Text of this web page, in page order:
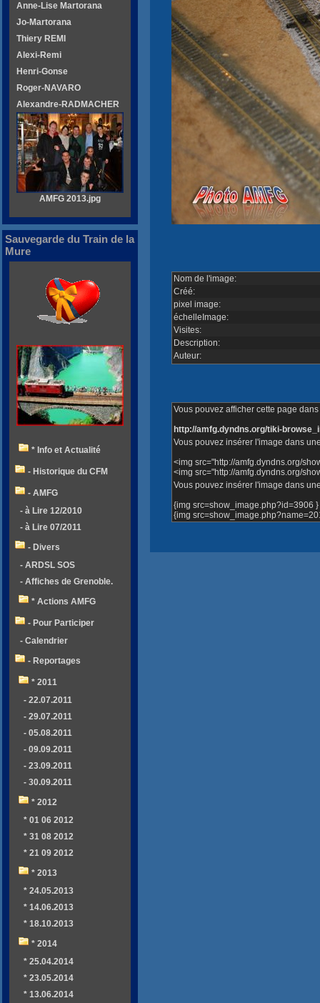
Nom de l'image:
Créé:
pixel image:
échelleImage:
Visites:
Description:
Auteur:
Vous pouvez afficher cette page
http://amfg.dyndns.org/tiki-
Vous pouvez insérer l'image dans
<img src="http://amfg.dyndns.org/
<img src="http://amfg.dyndns.org/
Vous pouvez insérer l'image dans
{img src=show_image.php?id=3906 }
{img
Anne-Lise Martorana
Jo-Martorana
Thiery REMI
Alexi-Remi
Henri-Gonse
Roger-NAVARO
Alexandre-RADMACHER
AMFG 2013.jpg
Sauvegarde du Train de la
Mure
* Info et Actualité
- Historique du CFM
- AMFG
- à Lire 12/2010
- à Lire 07/2011
- Divers
- ARDSL SOS
- Affiches de Grenoble.
* Actions AMFG
- Pour Participer
- Calendrier
- Reportages
* 2011
- 22.07.2011
- 29.07.2011
- 05.08.2011
- 09.09.2011
- 23.09.2011
- 30.09.2011
* 2012
* 01 06 2012
* 31 08 2012
* 21 09 2012
* 2013
* 24.05.2013
* 14.06.2013
* 18.10.2013
* 2014
* 25.04.2014
* 23.05.2014
* 13.06.2014